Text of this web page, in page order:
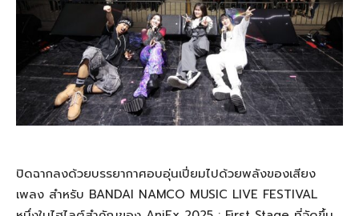
ปิดฉากลงด้วยบรรยากาศอบอุ่นเปี่ยมไปด้วยพลังของเสียง
เพลง สำหรับ BANDAI NAMCO MUSIC LIVE FESTIVAL